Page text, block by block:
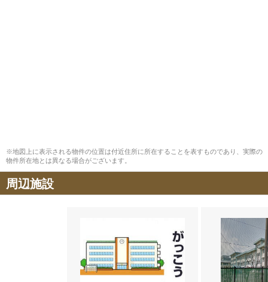
※地図上に表示される物件の位置は付近住所に所在することを表すものであり、実際の
物件所在地とは異なる場合がございます。
周辺施設